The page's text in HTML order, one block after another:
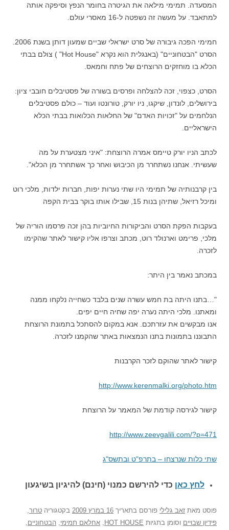
המסעדה. תמימי מילאה את הגיטרה בחומר הנפץ וסיפקה אותה
למתאבד. על מעשה זה נשפטה ל-16 מאסרי עולם.
הסרט "הבטחוניים" (באנגלית הוא נקרא "Hot House" ) צולם בבתי
הכלא בו מוחזקים הרוצחים של פתח וחמאס.
הסרט, כצפוי, זכה להצלחה ופרסים בשורה של פסטיבלים חובבי ציון:
בירושלים, לונדון, שיקגו, ניו יורק, טורונטו ועוד – כולם פסטיבלים
הנלחמים על "זכויות האדם" של החלאות הכלואות בבתי הכלא
הישראליים.
לכתב הניו יורק טיימס אמרה הרוצחת: "איני מצטערת על מה
שעשיתי. אנחנו נשתחרר מן הכיבוש ואחר כך אשתחרר מן הכלא".
בין קרבנותיה של תמימי היו שתי נערות יפות, חברות ילדות, מלכי רוט
ומיכל רזיאל, שתיהן בנות 15, שבילו אותו בוקר בבית הקפה
בעקבות הפקת הסרט והביקורות החיוביות בהן זכה פרסמו הוריה של
מלכי, פרימט וארנולד רוט, מכתב וצרפו אליו קישור לאתר שהקימו
לזכרה.
במכתב נאמר בין היתר:
"…בתנו היתה בת חמש עשרה שנים בלבד כשחייה נלקחו ממנה
ומאתנו. מלכי היתה נערה יפה שחיה חיים יפים.
אנו מבקשים את עזרתכם. אנא במקום להסתכל בתמונת הרוצחת
התבוננו בתמונות בתנו הנמצאות באתר שהקמנו לזכרה.
קישור לאתר שהוקם לזכר הקרבנות
http://www.kerenmalki.org/photo.htm
קישור לגירסה קודמת של המאמר על הרוצחת
http://www.zeevgalili.com/?p=471
שתי כלות שנרצחו – בתרפ"ט ובתשס"ג
לחץ כאן כדי להירשם כמנוי (חינם) להיגיון בשיגעון
פוסט מאת זאב גלילי פורסם בתאריך 16 במרץ 2009 בקטגוריה טרור
פידיון שבויים וסומן בתגיות HOT HOUSE אחלאם תמימי הבטחוניים